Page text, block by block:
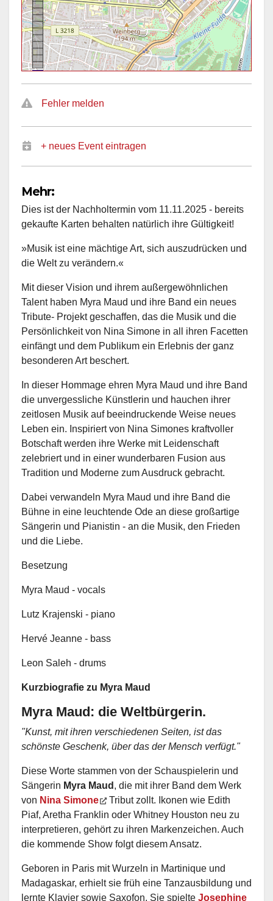
Fehler melden
+ neues Event eintragen
Mehr:
Dies ist der Nachholtermin vom 11.11.2025 - bereits
gekaufte Karten behalten natürlich ihre Gültigkeit!
»Musik ist eine mächtige Art, sich auszudrücken und
die Welt zu verändern.«
Mit dieser Vision und ihrem außergewöhnlichen
Talent haben Myra Maud und ihre Band ein neues
Tribute- Projekt geschaffen, das die Musik und die
Persönlichkeit von Nina Simone in all ihren Facetten
einfängt und dem Publikum ein Erlebnis der ganz
besonderen Art beschert.
In dieser Hommage ehren Myra Maud und ihre Band
die unvergessliche Künstlerin und hauchen ihrer
zeitlosen Musik auf beeindruckende Weise neues
Leben ein. Inspiriert von Nina Simones kraftvoller
Botschaft werden ihre Werke mit Leidenschaft
zelebriert und in einer wunderbaren Fusion aus
Tradition und Moderne zum Ausdruck gebracht.
Dabei verwandeln Myra Maud und ihre Band die
Bühne in eine leuchtende Ode an diese großartige
Sängerin und Pianistin - an die Musik, den Frieden
und die Liebe.
Besetzung
Myra Maud - vocals
Lutz Krajenski - piano
Hervé Jeanne - bass
Leon Saleh - drums
Kurzbiografie zu Myra Maud
Myra Maud: die Weltbürgerin.
"Kunst, mit ihren verschiedenen Seiten, ist das
schönste Geschenk, über das der Mensch verfügt."
Diese Worte stammen von der Schauspielerin und
Sängerin Myra Maud , die mit ihrer Band dem Werk
von Nina Simone
Tribut zollt. Ikonen wie Edith
Piaf, Aretha Franklin oder Whitney Houston neu zu
interpretieren, gehört zu ihren Markenzeichen. Auch
die kommende Show folgt diesem Ansatz.
Geboren in Paris mit Wurzeln in Martinique und
Madagaskar, erhielt sie früh eine Tanzausbildung und
lernte Klavier sowie Saxofon. Sie spielte Josephine